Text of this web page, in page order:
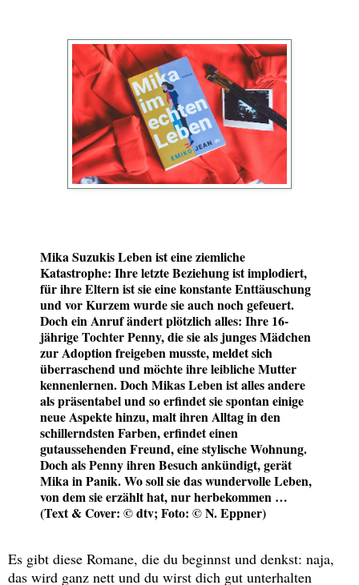
Mika Suzukis Leben ist eine ziemliche
Katastrophe: Ihre letzte Beziehung ist implodiert,
für ihre Eltern ist sie eine konstante Enttäuschung
und vor Kurzem wurde sie auch noch gefeuert.
Doch ein Anruf ändert plötzlich alles: Ihre 16-
jährige Tochter Penny, die sie als junges Mädchen
zur Adoption freigeben musste, meldet sich
überraschend und möchte ihre leibliche Mutter
kennenlernen. Doch Mikas Leben ist alles andere
als präsentabel und so erfindet sie spontan einige
neue Aspekte hinzu, malt ihren Alltag in den
schillerndsten Farben, erfindet einen
gutaussehenden Freund, eine stylische Wohnung.
Doch als Penny ihren Besuch ankündigt, gerät
Mika in Panik. Wo soll sie das wundervolle Leben,
von dem sie erzählt hat, nur herbekommen …
(Text & Cover: © dtv; Foto: © N. Eppner)
Es gibt diese Romane, die du beginnst und denkst: naja,
das wird ganz nett und du wirst dich gut unterhalten